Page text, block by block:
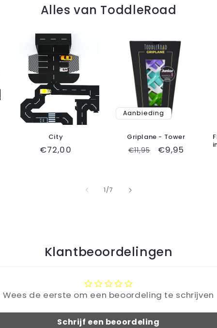
Alles van ToddleRoad
City
Normale
€72,00
Aanbieding
Griplane - Tower
Normale
€11,95 €9,95
1/van
7
Klantbeoordelingen
Wees de eerste om een beoordeling te schrijven
Schrijf een beoordeling